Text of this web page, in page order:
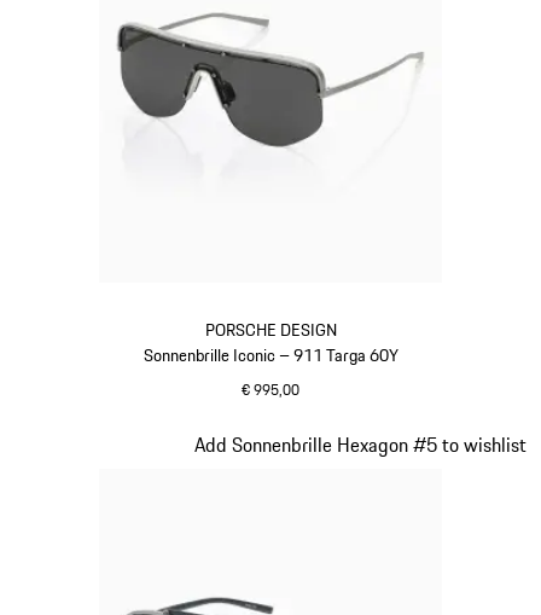
PORSCHE DESIGN
Sonnenbrille Iconic – 911 Targa 60Y
€ 995,00
Add Sonnenbrille Hexagon #5 to wishlist